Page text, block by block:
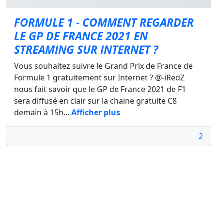
FORMULE 1 - COMMENT REGARDER
LE GP DE FRANCE 2021 EN
STREAMING SUR INTERNET ?
Vous souhaitez suivre le Grand Prix de France de
Formule 1 gratuitement sur Internet ? @-iRedZ
nous fait savoir que le GP de France 2021 de F1
sera diffusé en clair sur la chaine gratuite C8
demain à 15h... Afficher plus
2